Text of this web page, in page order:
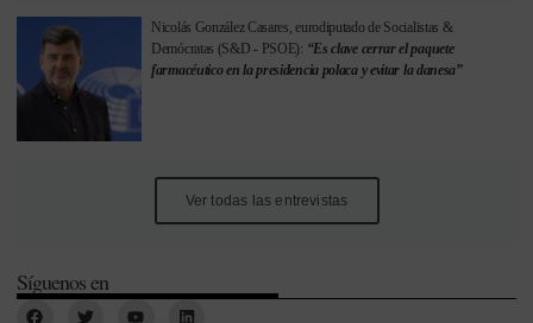
Nicolás González Casares, eurodiputado de Socialistas &
Demócratas (S&D - PSOE): “Es clave cerrar el paquete
farmacéutico en la presidencia polaca y evitar la danesa”
Ver todas las entrevistas
Síguenos en